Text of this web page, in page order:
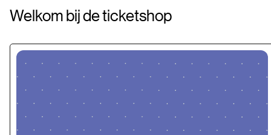
Welkom bij de ticketshop